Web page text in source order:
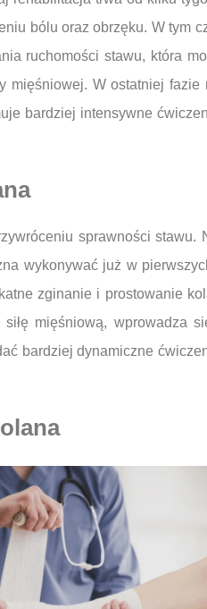
bólu oraz obrzęku. W tym
ruchomości stawu, która
mięśniowej. W ostatniej fazie
bardziej intensywne
sprawności stawu.
wykonywać już w
zginanie i prostowanie
mięśniową, wprowadza
bardziej dynamiczne